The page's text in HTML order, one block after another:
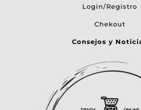
Login/Registro
Chekout
Consejos y